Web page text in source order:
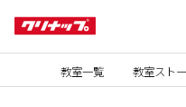
教室一覧 教室スト